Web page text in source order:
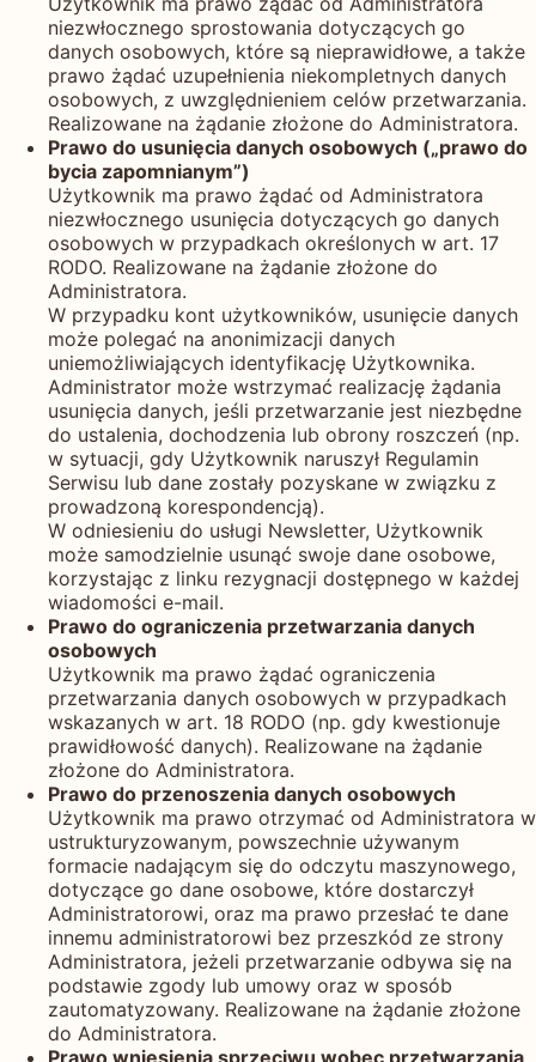
niezwłocznego sprostowania dotyczących go
danych osobowych, które są nieprawidłowe, a także
prawo żądać uzupełnienia niekompletnych danych
osobowych, z uwzględnieniem celów przetwarzania.
Realizowane na żądanie złożone do Administratora.
Prawo do usunięcia danych osobowych („prawo do
bycia zapomnianym”)
Użytkownik ma prawo żądać od Administratora
niezwłocznego usunięcia dotyczących go danych
osobowych w przypadkach określonych w art. 17
RODO. Realizowane na żądanie złożone do
Administratora.
W przypadku kont użytkowników, usunięcie danych
może polegać na anonimizacji danych
uniemożliwiających identyfikację Użytkownika.
Administrator może wstrzymać realizację żądania
usunięcia danych, jeśli przetwarzanie jest niezbędne
do ustalenia, dochodzenia lub obrony roszczeń (np.
w sytuacji, gdy Użytkownik naruszył Regulamin
Serwisu lub dane zostały pozyskane w związku z
prowadzoną korespondencją).
W odniesieniu do usługi Newsletter, Użytkownik
może samodzielnie usunąć swoje dane osobowe,
korzystając z linku rezygnacji dostępnego w każdej
wiadomości e-mail.
Prawo do ograniczenia przetwarzania danych
osobowych
Użytkownik ma prawo żądać ograniczenia
przetwarzania danych osobowych w przypadkach
wskazanych w art. 18 RODO (np. gdy kwestionuje
prawidłowość danych). Realizowane na żądanie
złożone do Administratora.
Prawo do przenoszenia danych osobowych
Użytkownik ma prawo otrzymać od Administratora w
ustrukturyzowanym, powszechnie używanym
formacie nadającym się do odczytu maszynowego,
dotyczące go dane osobowe, które dostarczył
Administratorowi, oraz ma prawo przesłać te dane
innemu administratorowi bez przeszkód ze strony
Administratora, jeżeli przetwarzanie odbywa się na
podstawie zgody lub umowy oraz w sposób
zautomatyzowany. Realizowane na żądanie złożone
do Administratora.